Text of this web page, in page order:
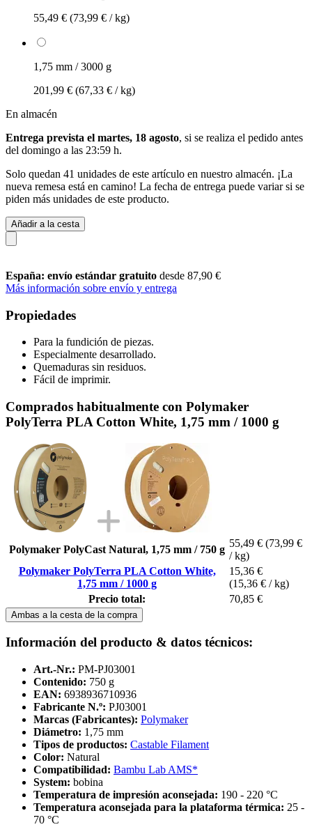
55,49 € (73,99 € / kg)
1,75 mm / 3000 g
201,99 € (67,33 € / kg)
En almacén
Entrega prevista el martes, 18 agosto, si se realiza el pedido antes
del domingo a las 23:59 h.
Solo quedan 41 unidades de este artículo en nuestro almacén. ¡La
nueva remesa está en camino! La fecha de entrega puede variar si se
piden más unidades de este producto.
Añadir a la cesta
España: envío estándar gratuito desde 87,90 €
Más información sobre envío y entrega
Propiedades
Para la fundición de piezas.
Especialmente desarrollado.
Quemaduras sin residuos.
Fácil de imprimir.
Comprados habitualmente con Polymaker
PolyTerra PLA Cotton White, 1,75 mm / 1000 g
Polymaker PolyCast Natural, 1,75 mm / 750 g
55,49 € (73,99 €
/ kg)
Polymaker PolyTerra PLA Cotton White,
1,75 mm / 1000 g
15,36 €
(15,36 € / kg)
Precio total:
70,85 €
Ambas a la cesta de la compra
Información del producto & datos técnicos:
Art.-Nr.: PM-PJ03001
Contenido: 750 g
EAN: 6938936710936
Fabricante N.º: PJ03001
Marcas (Fabricantes): Polymaker
Diámetro: 1,75 mm
Tipos de productos: Castable Filament
Color: Natural
Compatibilidad: Bambu Lab AMS*
System: bobina
Temperatura de impresión aconsejada: 190 - 220 °C
Temperatura aconsejada para la plataforma térmica: 25 -
70 °C